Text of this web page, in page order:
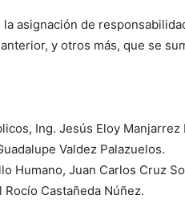
asignación de
y otros más, que se
Ing. Jesús Eloy Manjarrez
Valdez Palazuelos.
Humano, Juan Carlos Cruz
Castañeda Núñez.